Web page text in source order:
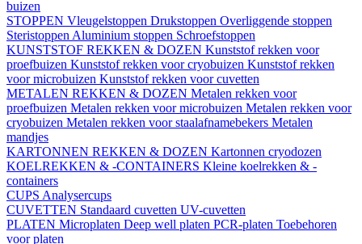
buizen
STOPPEN Vleugelstoppen Drukstoppen Overliggende stoppen
Steristoppen Aluminium stoppen Schroefstoppen
KUNSTSTOF REKKEN & DOZEN Kunststof rekken voor
proefbuizen Kunststof rekken voor cryobuizen Kunststof rekken
voor microbuizen Kunststof rekken voor cuvetten
METALEN REKKEN & DOZEN Metalen rekken voor
proefbuizen Metalen rekken voor microbuizen Metalen rekken voor
cryobuizen Metalen rekken voor staalafnamebekers Metalen
mandjes
KARTONNEN REKKEN & DOZEN Kartonnen cryodozen
KOELREKKEN & -CONTAINERS Kleine koelrekken & -
containers
CUPS Analysercups
CUVETTEN Standaard cuvetten UV-cuvetten
PLATEN Microplaten Deep well platen PCR-platen Toebehoren
voor platen